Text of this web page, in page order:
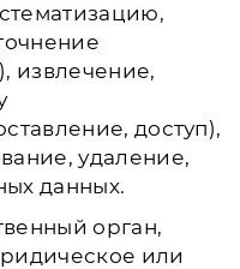
извлечение,
доступ),
удаление,
данных.
орган,
или